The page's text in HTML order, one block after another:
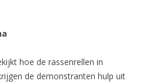
hoe de rassenrellen in
de demonstranten hulp uit